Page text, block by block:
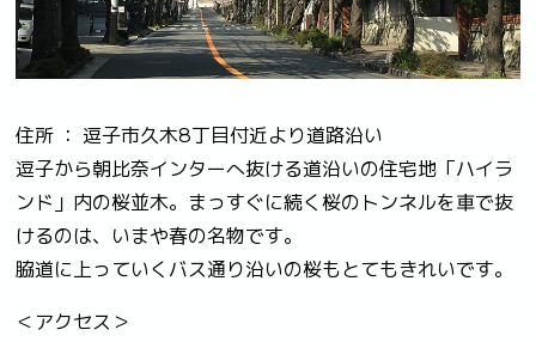
住所 ： 逗子市久木8丁目付近より道路沿い
逗子から朝比奈インターへ抜ける道沿いの住宅地「ハイラ
ンド」内の桜並木。まっすぐに続く桜のトンネルを車で抜
けるのは、いまや春の名物です。
脇道に上っていくバス通り沿いの桜もとてもきれいです。
＜アクセス＞